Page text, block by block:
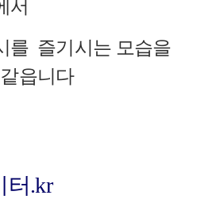
서
를 즐기시는 모습을
읍니다
터.kr